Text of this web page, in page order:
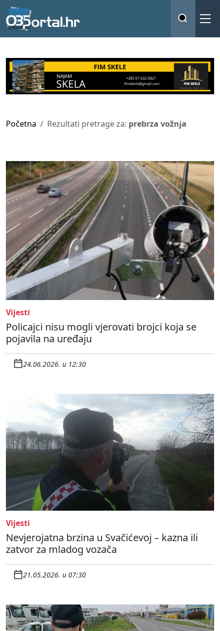
Početna Rezultati pretrage za: prebrza vožnja
Vijesti
Policajci nisu mogli vjerovati brojci koja se
pojavila na uređaju
24.06.2026. u 12:30
Vijesti
Nevjerojatna brzina u Svačićevoj – kazna ili
zatvor za mladog vozača
21.05.2026. u 07:30